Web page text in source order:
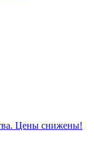
Цены снижены!